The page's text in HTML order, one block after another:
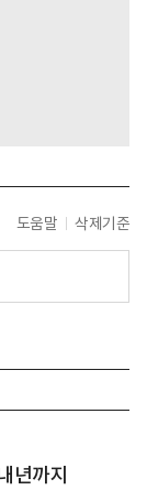
도움말 삭제기준
년까지